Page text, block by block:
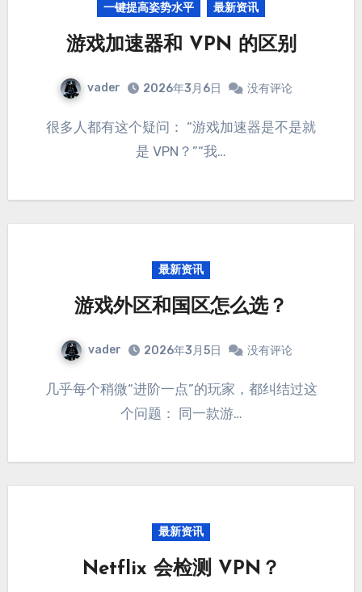
一键提高姿势水平 最新资讯
游戏加速器和 VPN 的区别
vader 2026年3月6日 没有评论
很多人都有这个疑问： “游戏加速器是不是就
是 VPN？”“我…
最新资讯
游戏外区和国区怎么选？
vader 2026年3月5日 没有评论
几乎每个稍微“进阶一点”的玩家，都纠结过这
个问题： 同一款游…
最新资讯
Netflix 会检测 VPN？